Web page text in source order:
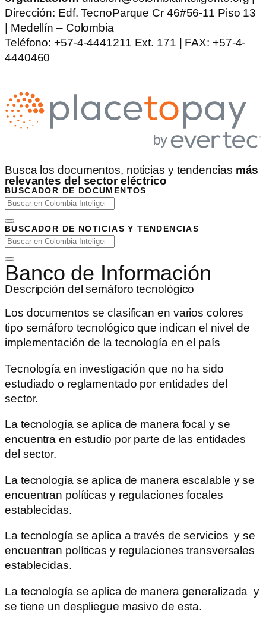
Dirección: Edf. TecnoParque Cr 46#56-11 Piso 13
| Medellín – Colombia
Teléfono: +57-4-4441211 Ext. 171 | FAX: +57-4-
4440460
Busca los documentos, noticias y tendencias más
relevantes del sector eléctrico
BUSCADOR DE DOCUMENTOS
BUSCADOR DE NOTICIAS Y TENDENCIAS
Banco de Información
Descripción del semáforo tecnológico
Los documentos se clasifican en varios colores
tipo semáforo tecnológico que indican el nivel de
implementación de la tecnología en el país
Tecnología en investigación que no ha sido
estudiado o reglamentado por entidades del
sector.
La tecnología se aplica de manera focal y se
encuentra en estudio por parte de las entidades
del sector.
La tecnología se aplica de manera escalable y se
encuentran políticas y regulaciones focales
establecidas.
La tecnología se aplica a través de servicios y se
encuentran políticas y regulaciones transversales
establecidas.
La tecnología se aplica de manera generalizada y
se tiene un despliegue masivo de esta.